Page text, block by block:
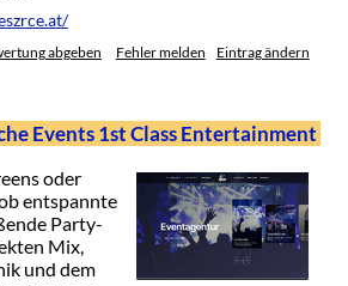
abgeben Fehler melden Eintrag ändern
Events 1st Class Entertainment
oder
entspannte
Party-
Mix,
und dem